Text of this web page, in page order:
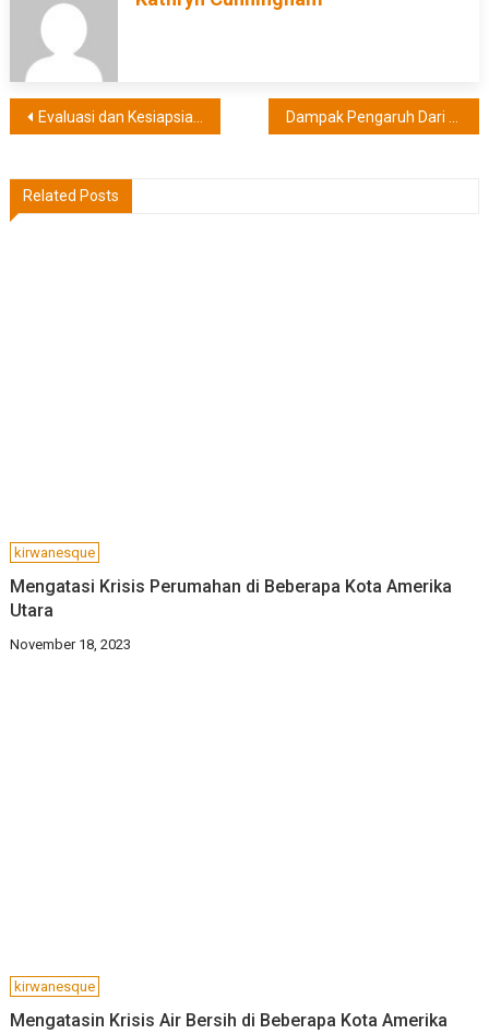
Post
Evaluasi dan Kesiapsiagaan Bencana Wilayah Amerika Utara
Related Posts
kirwanesque
Mengatasi Krisis Perumahan di Beberapa Kota Amerika
Utara
November 18, 2023
kirwanesque
Mengatasin Krisis Air Bersih di Beberapa Kota Amerika